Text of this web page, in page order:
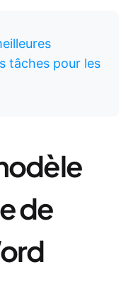
tâches pour les
de